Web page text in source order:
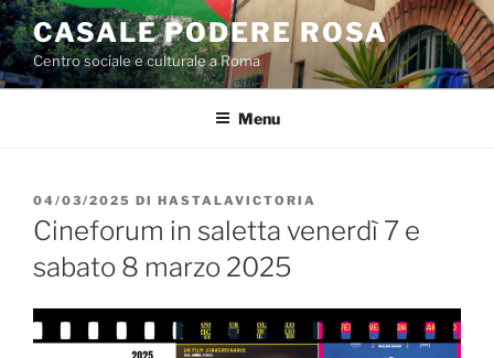
Salta
al
contenuto
CASALE PODERE ROSA
Centro sociale e culturale a Roma
Menu
PUBBLICATO
IL
04/03/2025 DI HASTALAVICTORIA
Cineforum in saletta venerdì 7 e
sabato 8 marzo 2025